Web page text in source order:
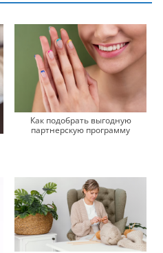
Как подобрать выгодную
партнерскую программу